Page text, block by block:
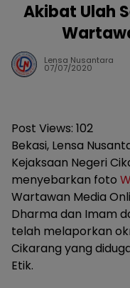
Akibat Ulah
Lensa Nusantara
07/07/2020
Post Views: 102
Bekasi, Lensa
Kejaksaan Negeri
menyebarkan foto
Wartawan Media
Dharma dan Imam
telah melaporkan
Cikarang yang
Etik.